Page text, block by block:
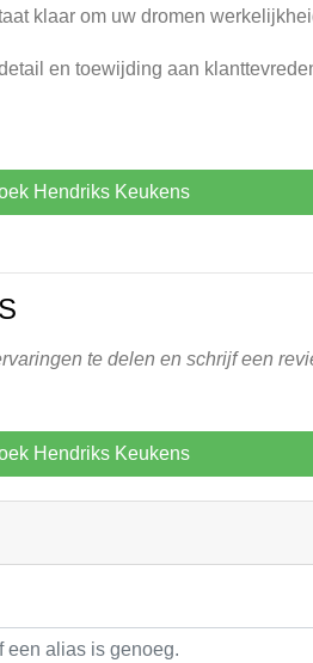
klaar om uw dromen
en toewijding aan
Hendriks Keukens
te delen en schrijf een
Hendriks Keukens